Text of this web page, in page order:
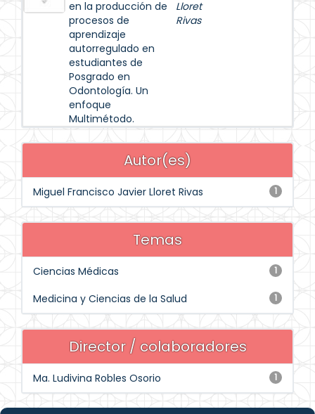
en la producción de
procesos de
aprendizaje
autorregulado en
estudiantes de
Posgrado en
Odontología. Un
enfoque
Multimétodo.
Lloret
Rivas
Autor(es)
1
Miguel Francisco Javier Lloret Rivas
Temas
1
Ciencias Médicas
1
Medicina y Ciencias de la Salud
Director / colaboradores
1
Ma. Ludivina Robles Osorio